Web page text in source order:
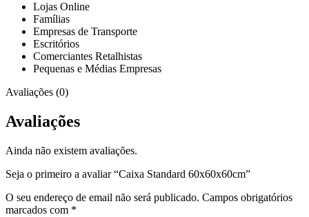
Lojas Online
Famílias
Empresas de Transporte
Escritórios
Comerciantes Retalhistas
Pequenas e Médias Empresas
Avaliações (0)
Avaliações
Ainda não existem avaliações.
Seja o primeiro a avaliar “Caixa Standard 60x60x60cm”
O seu endereço de email não será publicado. Campos obrigatórios
marcados com *